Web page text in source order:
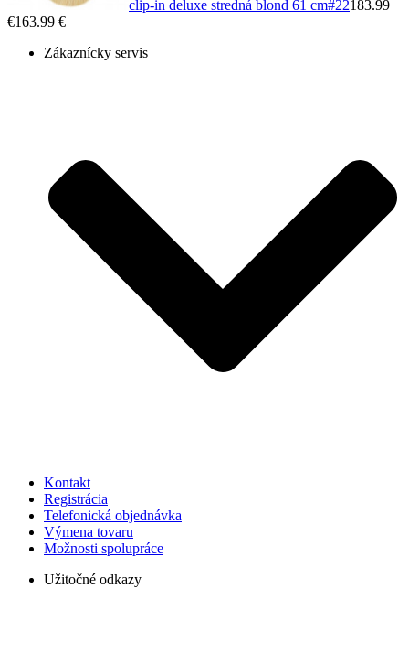
clip-in deluxe stredná blond 61 cm#22183.99
€163.99 €
Zákaznícky servis
Kontakt
Registrácia
Telefonická objednávka
Výmena tovaru
Možnosti spolupráce
Užitočné odkazy